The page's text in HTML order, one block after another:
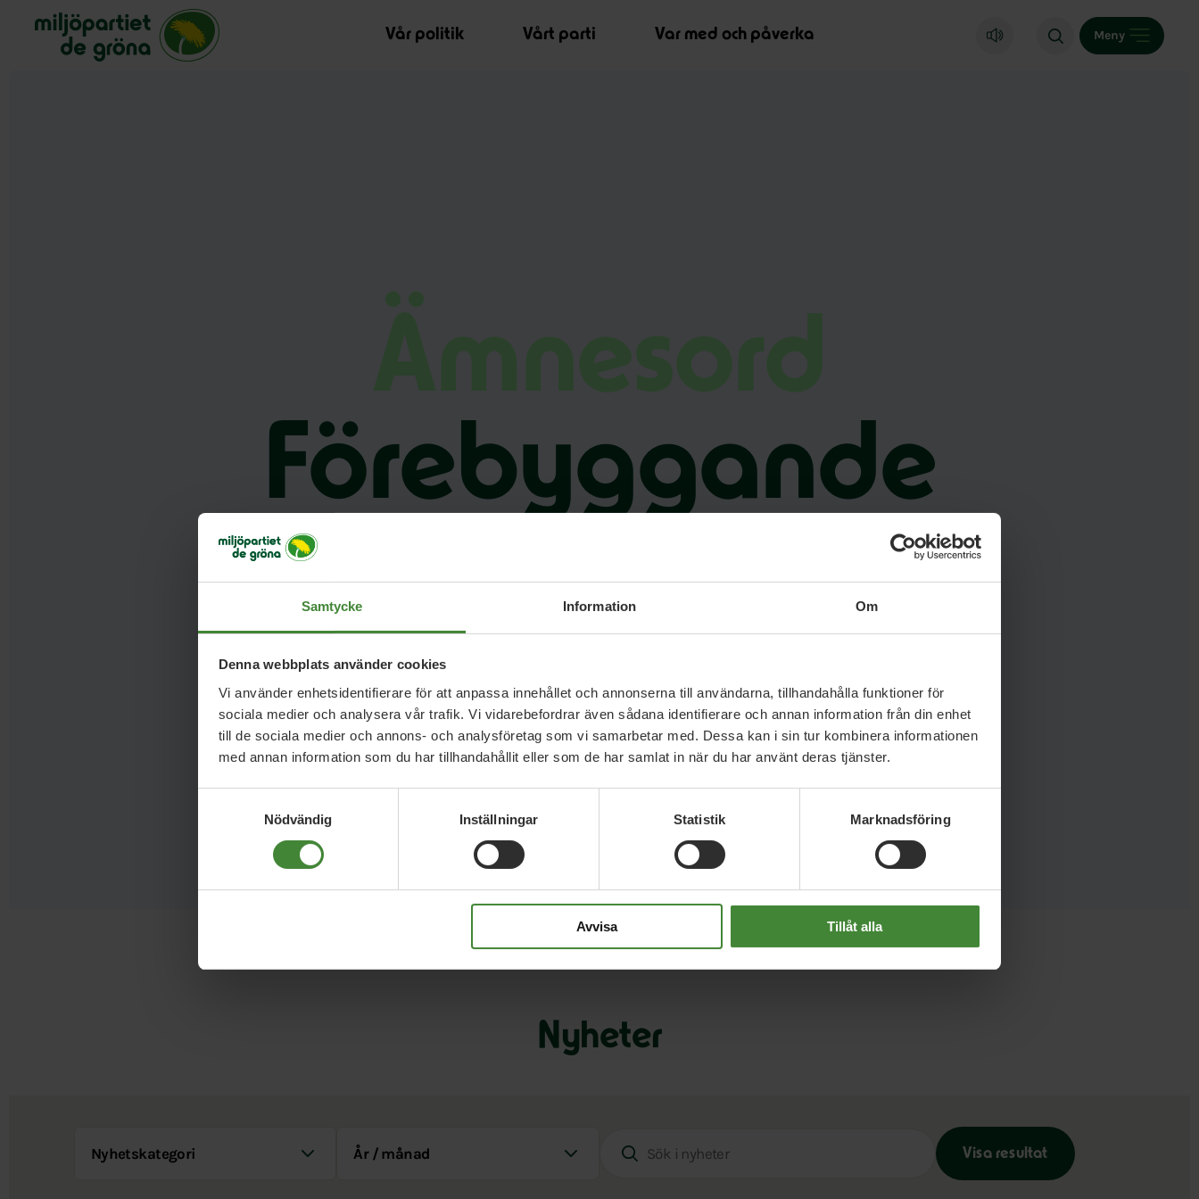
Samtycke Information Om
Denna webbplats använder cookies
Vi använder enhetsidentifierare för att anpassa innehållet och annonserna till användarna, tillhandahålla funktioner för
sociala medier och analysera vår trafik. Vi vidarebefordrar även sådana identifierare och annan information från din enhet
till de sociala medier och annons- och analysföretag som vi samarbetar med. Dessa kan i sin tur kombinera informationen
med annan information som du har tillhandahållit eller som de har samlat in när du har använt deras tjänster.
Nödvändig
Inställningar Statistik Marknadsföring
Avvisa Tillåt alla
Miljöpartiet de gröna, startsida
Vår politik
Vårt parti Var med och påverka Meny
Förebyggande
hälso- och
sjukvård
Nyheter
Visa resultat